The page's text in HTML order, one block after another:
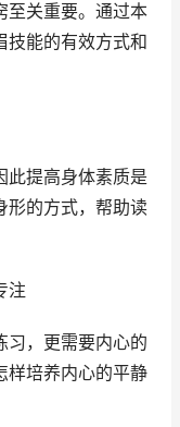
至关重要。通过本
技能的有效方式和
此提高身体素质是
形的方式，帮助读
注
习，更需要内心的
样培养内心的平静